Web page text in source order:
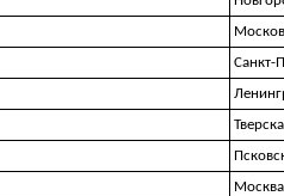
Санкт-
Москва